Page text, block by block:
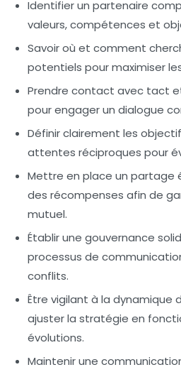
Identifier un partenaire
valeurs, compétences et
Savoir où et comment
potentiels pour maximiser
Prendre contact avec tact
pour engager un dialogue
Définir clairement les
attentes réciproques pour
Mettre en place un partage
des récompenses afin de
mutuel.
Établir une gouvernance
processus de
conflits.
Être vigilant à la dynamique
ajuster la stratégie en
évolutions.
Maintenir une